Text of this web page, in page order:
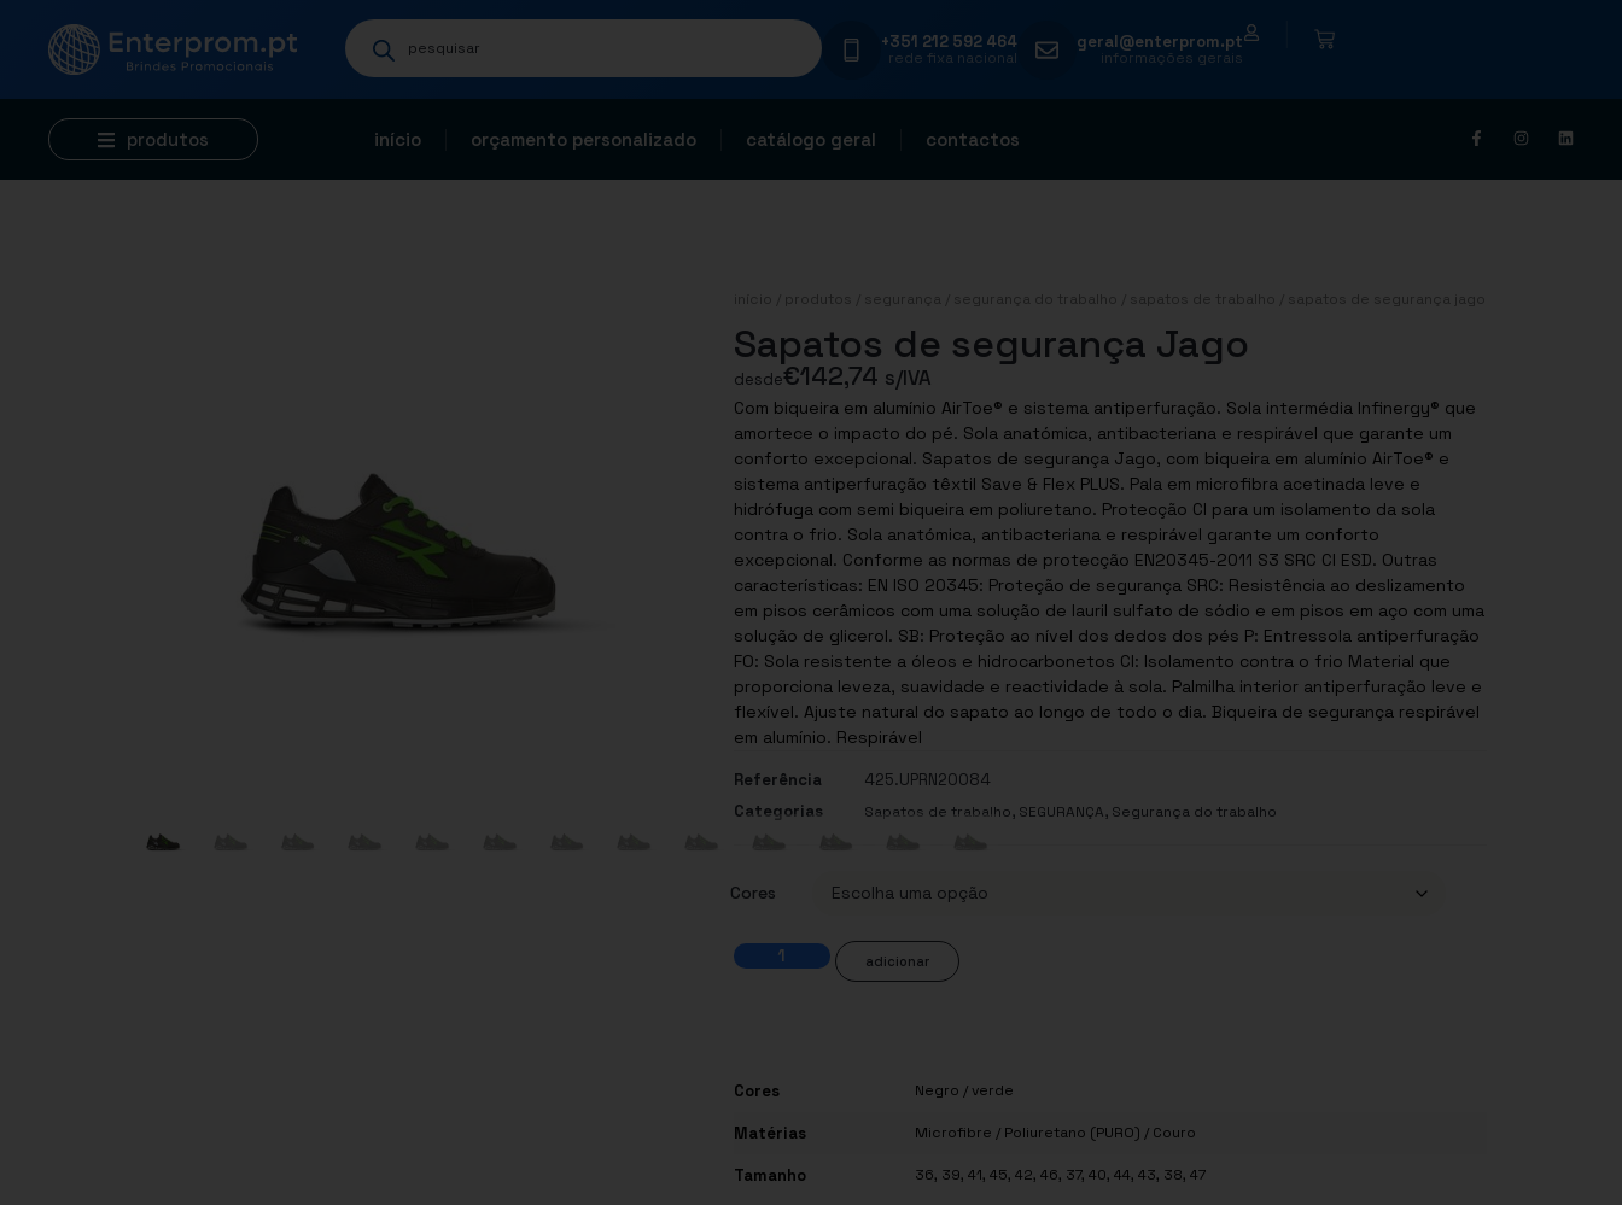
+351 212 592 464
rede fixa nacional
geral@enterprom.pt
informações gerais
produtos início orçamento personalizado catálogo geral contactos
início produtos segurança segurança do trabalho sapatos de trabalho / sapatos de segurança jago
Sapatos de segurança Jago
desde€142,74 s/IVA
Com biqueira em alumínio AirToe® e sistema antiperfuração. Sola intermédia Infinergy® que
amortece o impacto do pé. Sola anatómica, antibacteriana e respirável que garante um
conforto excepcional. Sapatos de segurança Jago, com biqueira em alumínio AirToe® e
sistema antiperfuração têxtil Save & Flex PLUS. Pala em microfibra acetinada leve e
hidrófuga com semi biqueira em poliuretano. Protecção CI para um isolamento da sola
contra o frio. Sola anatómica, antibacteriana e respirável garante um conforto
excepcional. Conforme as normas de protecção EN20345-2011 S3 SRC CI ESD. Outras
características: EN ISO 20345: Proteção de segurança SRC: Resistência ao deslizamento
em pisos cerâmicos com uma solução de lauril sulfato de sódio e em pisos em aço com uma
solução de glicerol. SB: Proteção ao nível dos dedos dos pés P: Entressola antiperfuração
FO: Sola resistente a óleos e hidrocarbonetos CI: Isolamento contra o frio Material que
proporciona leveza, suavidade e reactividade à sola. Palmilha interior antiperfuração leve e
flexível. Ajuste natural do sapato ao longo de todo o dia. Biqueira de segurança respirável
em alumínio. Respirável
Referência
425.UPRN20084
Categorias
Sapatos de trabalho, SEGURANÇA, Segurança do trabalho
Cores
adicionar
Cores Negro / verde
Matérias Microfibre / Poliuretano (PURO) / Couro
Tamanho 36, 39, 41, 45, 42, 46, 37, 40, 44, 43, 38, 47